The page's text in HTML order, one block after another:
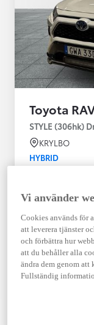
Toyota
STYLE (306hk)
KRYLBO
HYBRID
09-2023
Hybrid
409 900 kr
Från 4 920
Vi använder
Cookies används för
att leverera tjänster
och förbättra hur
att du behåller alla
ändra dem genom
Fullständig